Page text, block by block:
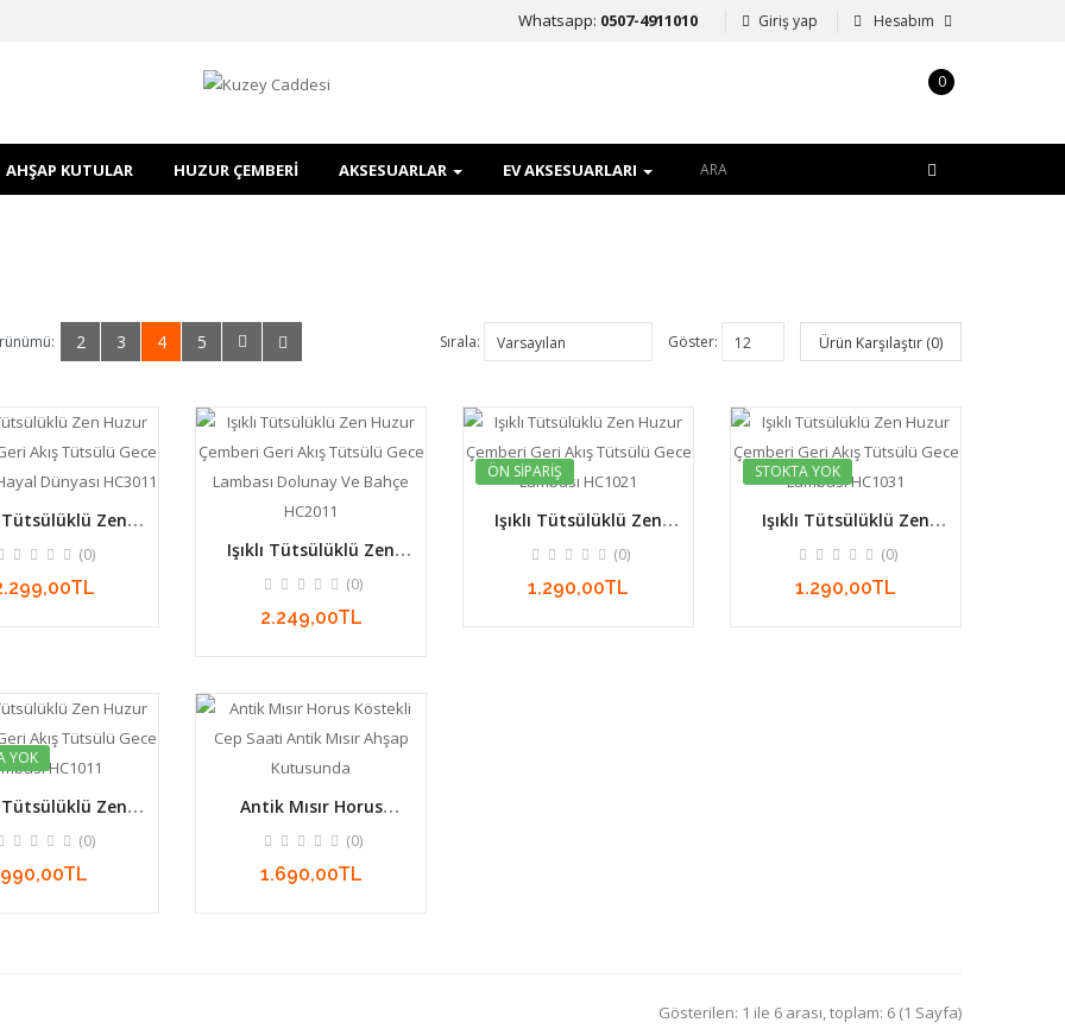
Whatsapp: 0507-4911010 Giriş yap Hesabım
0
0,00TL
AHŞAP KUTULAR HUZUR ÇEMBERI AKSESUARLAR EV AKSESUARLARI
2 3 4 5 Sırala: Göster: Ürün Karşılaştır (0)
Tütsülüklü Zen
Gece Lambası
Dünyası HC3011
(0)
Işıklı Tütsülüklü Zen
Tütsülü Gece Lambası
Dolunay Ve Bahçe
HC2011
(0)
2.249,00TL
ÖN SIPARIŞ
Işıklı Tütsülüklü Zen
Tütsülü Gece Lambası
HC1021
(0)
1.290,00TL
STOKTA YOK
Işıklı Tütsülüklü Zen
Tütsülü Gece Lambası
HC1031
(0)
1.290,00TL
YOK
Tütsülüklü Zen
Gece Lambası
HC1011
(0)
990,00TL
Antik Mısır Horus
Mısır Ahşap Kutusunda
(0)
1.690,00TL
Gösterilen: 1 ile 6 arası, toplam: 6 (1 Sayfa)